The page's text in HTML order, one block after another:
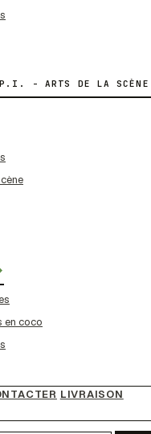
- ARTS DE LA SCÈNE
en coco
LIVRAISON